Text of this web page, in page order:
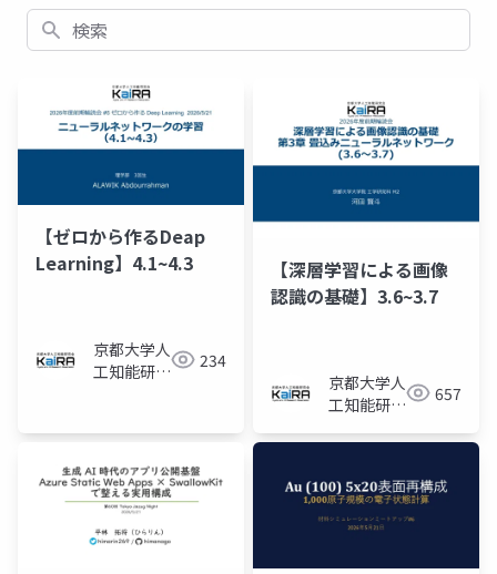
検索
【ゼロから作るDeap
Learning】4.1~4.3
京都大学人
工知能研究
234
【深層学習による画像
認識の基礎】3.6~3.7
京都大学人
工知能研究
657